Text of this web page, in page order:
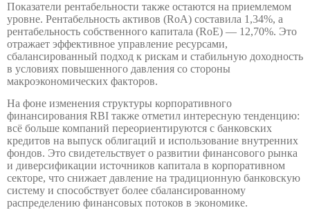
Показатели рентабельности также остаются на приемлемом
уровне. Рентабельность активов (RoA) составила 1,34%, а
рентабельность собственного капитала (RoE) — 12,70%. Это
отражает эффективное управление ресурсами,
сбалансированный подход к рискам и стабильную доходность
в условиях повышенного давления со стороны
макроэкономических факторов.
На фоне изменения структуры корпоративного
финансирования RBI также отметил интересную тенденцию:
всё больше компаний переориентируются с банковских
кредитов на выпуск облигаций и использование внутренних
фондов. Это свидетельствует о развитии финансового рынка
и диверсификации источников капитала в корпоративном
секторе, что снижает давление на традиционную банковскую
систему и способствует более сбалансированному
распределению финансовых потоков в экономике.